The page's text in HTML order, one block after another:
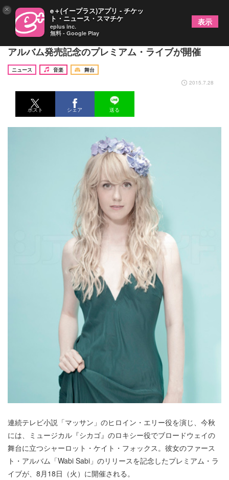
シャーロット・ケイト・フォックス、ファースト・
アルバム発売記念のプレミアム・ライブが開催
ニュース 音楽
舞台
2015.7.28
ポスト シェア 送る
連続テレビ小説「マッサン」のヒロイン・エリー役を演じ、今秋
には、ミュージカル『シカゴ』のロキシー役でブロードウェイの
舞台に立つシャーロット・ケイト・フォックス。彼女のファース
ト・アルバム「Wabi Sabi」のリリースを記念したプレミアム・ラ
イブが、8月18日（火）に開催される。
× e＋(イープラス)アプリ - チケッ
ト・ニュース・スマチケ
eplus inc.
無料 - Google Play
表示